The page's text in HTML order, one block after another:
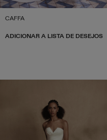
CAFFA
ADICIONAR A LISTA DE DESEJOS